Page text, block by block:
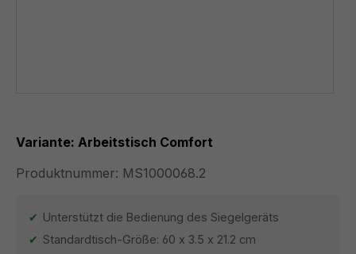
Variante: Arbeitstisch Comfort
Produktnummer: MS1000068.2
Unterstützt die Bedienung des Siegelgeräts
Standardtisch-Größe: 60 x 3.5 x 21.2 cm